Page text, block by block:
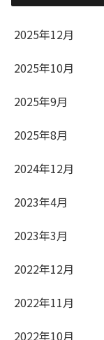
2025年12月
2025年10月
2025年9月
2025年8月
2024年12月
2023年4月
2023年3月
2022年12月
2022年11月
2022年10月